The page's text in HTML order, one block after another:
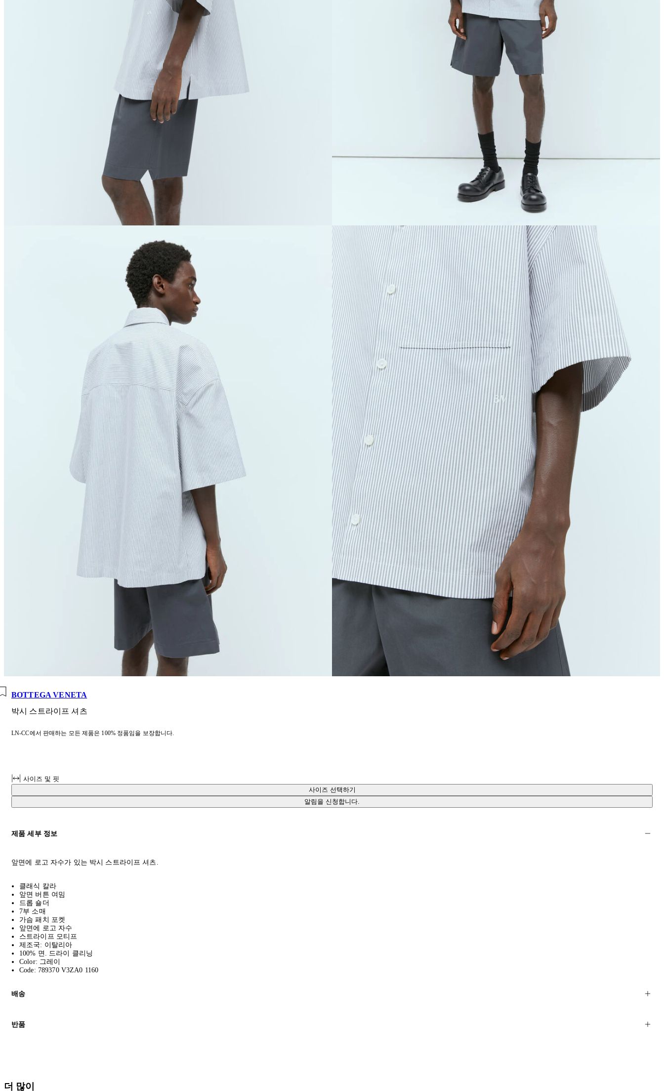
BOTTEGA VENETA
박시 스트라이프 셔츠
LN-CC에서 판매하는 모든 제품은 100% 정품임을 보장합니다.
사이즈 및 핏
사이즈 선택하기
알림을 신청합니다.
제품 세부 정보
앞면에 로고 자수가 있는 박시 스트라이프 셔츠.
클래식 칼라
앞면 버튼 여밈
드롭 숄더
7부 소매
가슴 패치 포켓
앞면에 로고 자수
스트라이프 모티프
제조국: 이탈리아
100% 면. 드라이 클리닝
Color: 그레이
Code: 789370 V3ZA0 1160
배송
고객님의 위치에 따라 일반 배송과 익스프레스 배송을 제공합니다.
배송 및 배달에 대한 자세한 내용이 필요하면
반품
* 속옷, 향수 및 화장품등 반품 불가능합니다.
더 많이